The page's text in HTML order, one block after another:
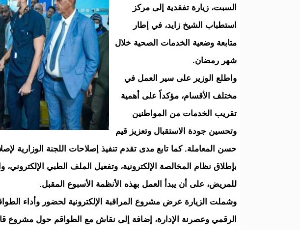
السبت، زيارة تفقدية إلى مركز
استطباب الشيخ زايد، في إطار
متابعة وضعية الخدمات الصحية خلال
شهر رمضان.
واطلع الوزير على سير العمل في
مختلف الأقسام، مؤكداً على أهمية
تقريب الخدمات من المواطنين
وتحسين جودة الاستقبال وتعزيز قيم
حسن المعاملة. كما تابع مدى تقدم تنفيذ إصلاحات اللجنة الوزارية
بإطلاق نظام المخالصة الإلكترونية، وتفعيل الملف الطبي
للمريض، على أن يبدأ العمل بهذه الأنظمة الأسبوع المقبل.
وشملت الزيارة عرض مشروع المراقبة الإلكترونية لحضور وأداء
الرقمي وعصرنة الإدارة، إضافة إلى نقاش مع الطواقم حول مشروع